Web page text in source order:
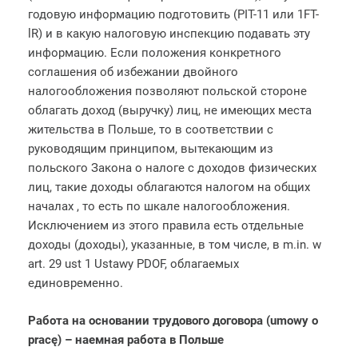
годовую информацию подготовить (PIT-11 или 1FT-
lR) и в какую налоговую инспекцию подавать эту
информацию. Если положения конкретного
соглашения об избежании двойного
налогообложения позволяют польской стороне
облагать доход (выручку) лиц, не имеющих места
жительства в Польше, то в соответствии с
руководящим принципом, вытекающим из
польского Закона о налоге с доходов физических
лиц, такие доходы облагаются налогом на общих
началах , то есть по шкале налогообложения.
Исключением из этого правила есть отдельные
доходы (доходы), указанные, в том числе, в m.in. w
art. 29 ust 1 Ustawy PDOF, облагаемых
единовременно.
Работа на основании трудового договора (umowy o
pracę) – наемная работа в Польше